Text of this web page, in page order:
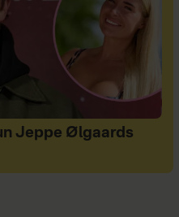
Jeppe Ølgaards